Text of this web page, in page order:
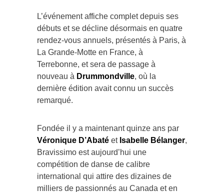
L’événement affiche complet depuis ses
débuts et se décline désormais en quatre
rendez-vous annuels, présentés à Paris, à
La Grande-Motte en France, à
Terrebonne, et sera de passage à
nouveau à Drummondville
, où la
dernière édition avait connu un succès
remarqué.
Fondée il y a maintenant quinze ans par
Véronique D’Abaté et Isabelle Bélanger
Bravissimo est aujourd’hui une
compétition de danse de calibre
international qui attire des dizaines de
milliers de passionnés au Canada et en